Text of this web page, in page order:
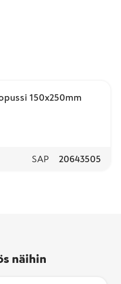
150x250mm
SAP 20643505
näihin